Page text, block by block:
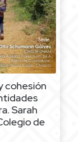
cohesión
Sarah
de